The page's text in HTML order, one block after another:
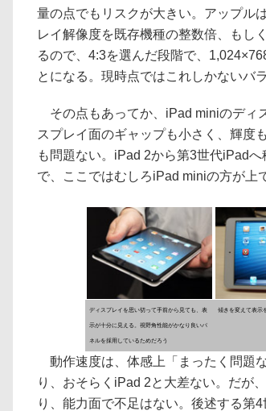
量の点でもリスクが大きい。アップル
レイ解像度を既存機種の整数倍、もし
るので、4:3を選んだ段階で、
とになる。現時点ではこれしかないバ
その点もあってか、iPad miniのディ
スプレイ面のギャップも小さく、輝度
も問題ない。iPad 2から第3世代iPad
で、ここではむしろiPad miniの方が上
ディスプレイを思い切って手前から見ても、表
示が十分に見える。視野角性能がかなり良いパ
ネルを採用しているためだろう
傾きを変えて表示
動作速度は、体感上「まったく問題
り、おそらくiPad 2と大差ない。だが
り、能力面で不足はない。後述する第